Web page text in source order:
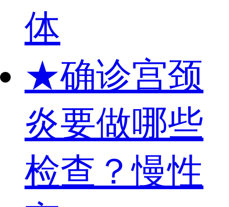
体
★确诊宫颈
炎要做哪些
检查？慢性